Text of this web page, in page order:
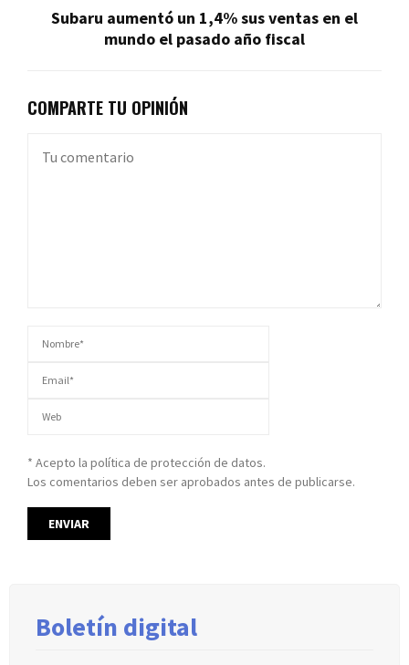
Subaru aumentó un 1,4% sus ventas en el
mundo el pasado año fiscal
COMPARTE TU OPINIÓN
* Acepto la política de protección de datos.
Los comentarios deben ser aprobados antes de publicarse.
Boletín digital